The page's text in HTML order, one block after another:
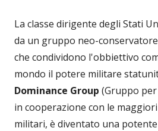
La classe dirigente degli Stati
da un gruppo neo-
che condividono l'obbiettivo
mondo il potere militare
Dominance Group (Gruppo
in cooperazione con le
militari, è diventato una